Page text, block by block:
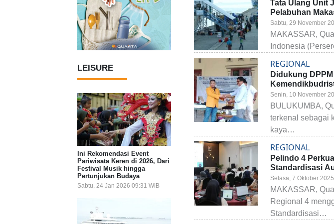
LEISURE
Ini Rekomendasi Event
Pariwisata Keren di 2026, Dari
Festival Musik hingga
Pertunjukan Budaya
Sabtu, 24 Jan 2026 09:31 WIB
Tata Ulang Unit
Pelabuhan
Garansi
Sabtu, 29 November
MAKASSAR,
Indonesia
REGIONAL
Didukung DPPM
Dorong
dan
Produk Berbasis
Senin, 10 November
BULUKUMBA,
terkenal sebagai
kaya…
REGIONAL
Pelindo 4
Standardisasi
Aplikasi
Selasa, 7 Oktober
MAKASSAR,
Regional 4
Standardisasi…